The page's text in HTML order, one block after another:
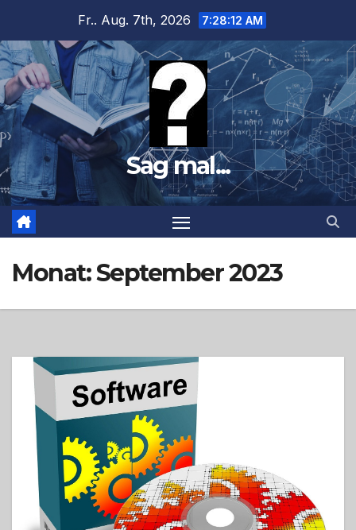
springen
Fr.. Aug. 7th, 2026 7:28:14 AM
Sag mal...
Monat:September 2023